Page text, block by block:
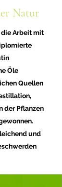
Natur
Arbeit mit
Öle
Quellen
,
der Pflanzen
und